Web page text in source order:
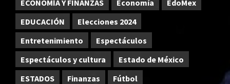
ECONOMÍA Y FINANZAS
Economía
EdoMex
EDUCACIÓN
Elecciones 2024
Entretenimiento
Espectáculos
Espectáculos y cultura
Estado de México
ESTADOS
Finanzas
Fútbol